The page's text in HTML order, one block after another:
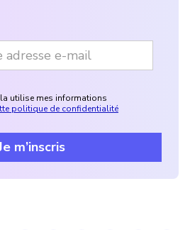
utilise mes informations
politique de confidentialité
m’inscris